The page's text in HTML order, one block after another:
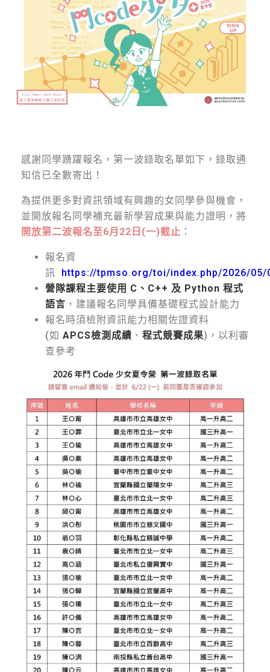
感謝同學踴躍報名，第一波錄取名單如下，錄取通
知信已全數寄出！
為提供更多對資訊領域有興趣的女同學參與機會，
並開放報名同學補充最新學習成果與能力證明，將
開放第二波報名至6月22日(一)截止 ：
報名資
訊 https://tpmso.org/toi/index.php/2026/05/
營隊課程主要使用 C、C++ 及 Python 程式
語言 ，建議報名同學具備基礎程式設計能力
報名時須檢附資訊能力相關佐證資料
(如 APCS檢測成績 、 程式競賽成果)，以利審
查參考